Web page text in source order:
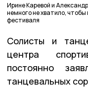
Ирине Каревой и
немного не хватило, чтобы
фестиваля
Солисты и
центра
постоянно
танцевальных